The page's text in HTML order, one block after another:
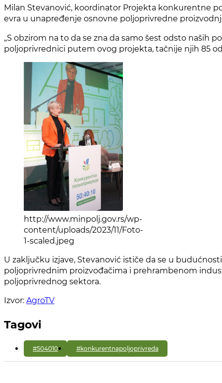
Milan Stevanović, koordinator Projekta konkurentne
evra u unapređenje osnovne poljoprivredne
„S obzirom na to da se zna da samo šest odsto
poljoprivrednici putem ovog projekta, tačnije njih 85
http://www.minpolj.gov.rs/wp-
content/uploads/2023/11/Foto-
1-scaled.jpeg
U zaključku izjave, Stevanović ističe da se u
poljoprivrednim proizvođačima i prehrambenom
poljoprivrednog sektora.
Izvor: AgroTV
Tagovi
#504010 #konkurentnapoljoprivreda